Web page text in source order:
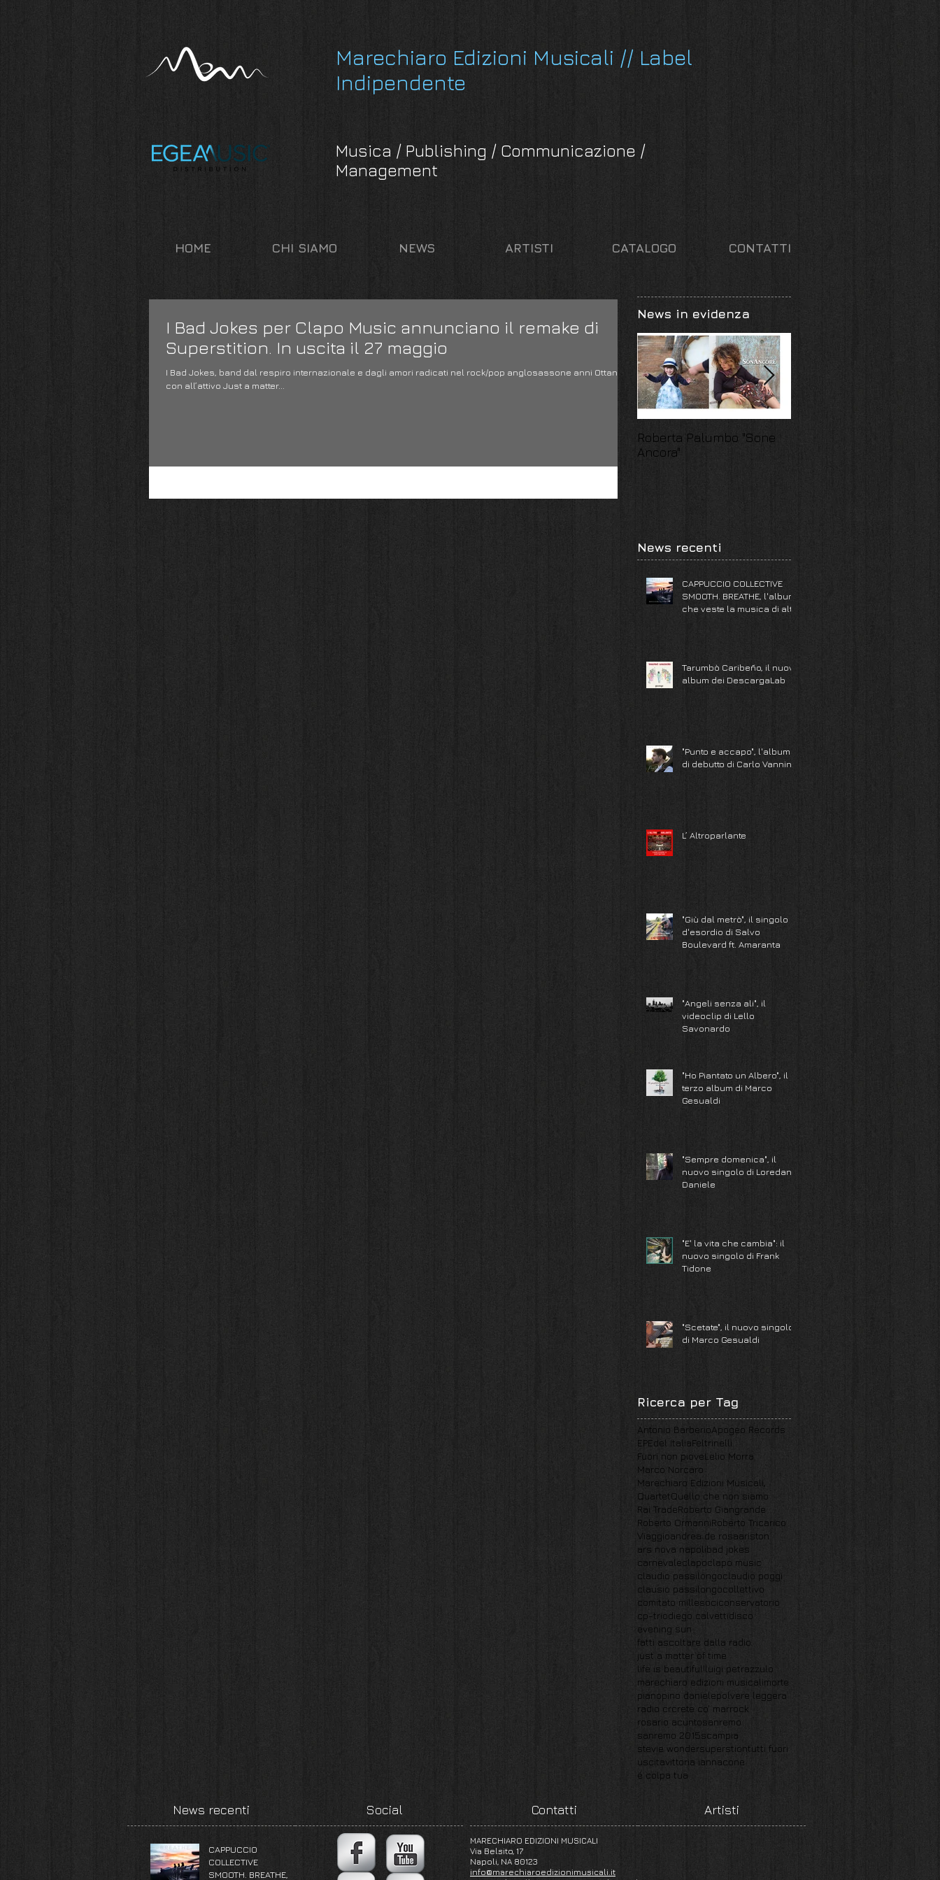
Marechiaro Edizioni Musicali // Label
Indipendente
Musica / Publishing / Communicazione /
Management
I Bad Jokes per Clapo Music annunciano il remake di
Superstition. In uscita il 27 maggio
I Bad Jokes, band dal respiro internazionale e dagli amori radicati nel rock/pop anglosassone anni Ottanta,
con all’attivo Just a matter...
News in evidenza
Roberta Palumbo "Sone
Ancora"
News recenti
CAPPUCCIO COLLECTIVE
SMOOTH. BREATHE, l'album
che veste la musica di alta
Tarumbò Caribeño, il nuovo
album dei DescargaLab
"Punto e accapo", l'album
di debutto di Carlo Vannini
L’ Altroparlante
"Giù dal metrò", il singolo
d'esordio di Salvo
Boulevard ft. Amaranta
"Angeli senza ali", il
videoclip di Lello
Savonardo
"Ho Piantato un Albero", il
terzo album di Marco
Gesualdi
"Sempre domenica", il
nuovo singolo di Loredana
Daniele
"E' la vita che cambia": il
nuovo singolo di Frank
Tidone
"Scetate", il nuovo singolo
di Marco Gesualdi
Ricerca per Tag
Antonio BarberioApogeo Records
EPEdel ItaliaFeltrinelli
Fuori non pioveLelio Morra
Marco Norcaro
Marechiaro Edizioni Musicali,
QuartetQuello che non siamo
Rai TradeRoberto Giangrande
Roberto OrmanniRoberto Tricarico
Viaggioandrea de rosaariston
ars nova napolibad jokes
carnevaleclapoclapo music
claudio passilongoclaudio poggi
clausio passilongocollettivo
comitato millesociconservatorio
cp-triodiego calvettidisco
evening sun
fatti ascoltare dalla radio
just a matter of time
life is beautiful! luigi petrazzulo
marechiaro edizioni musicalimorte
pianopino danielepolvere leggera
radio crcrete co' marrock
rosario acuntosanremo
sanremo 2015scampia
stevie wondersuperstiontutti fuori
uscitavittoria iannacone
é colpa tua
HOME CHI SIAMO NEWS ARTISTI CATALOGO CONTATTI
News recenti
CAPPUCCIO
COLLECTIVE
SMOOTH. BREATHE,
Social Contatti
MARECHIARO EDIZIONI MUSICALI
Via Belsito, 17
Napoli, NA 80123
info@marechiaroedizionimusicali.it
Artisti